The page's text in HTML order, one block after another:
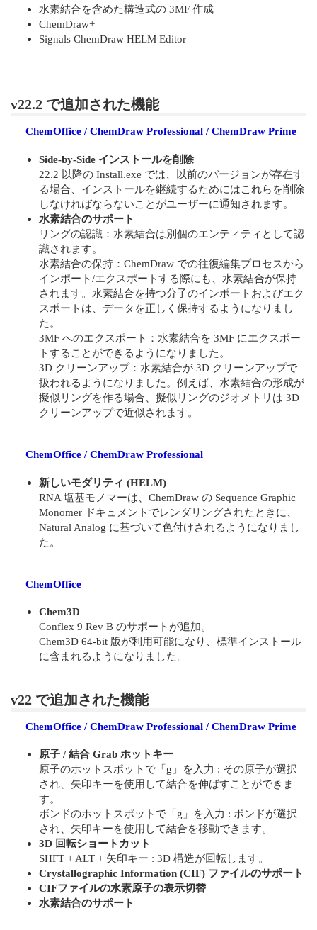
水素結合を含めた構造式の 3MF 作成
ChemDraw+
Signals ChemDraw HELM Editor
v22.2 で追加された機能
ChemOffice / ChemDraw Professional / ChemDraw Prime
Side-by-Side インストールを削除
22.2 以降の Install.exe では、以前のバージョンが存在す
る場合、インストールを継続するためにはこれらを削除
しなければならないことがユーザーに通知されます。
水素結合のサポート
リングの認識：水素結合は別個のエンティティとして認
識されます。
水素結合の保持：ChemDraw での往復編集プロセスから
インポート/エクスポートする際にも、水素結合が保持
されます。水素結合を持つ分子のインポートおよびエク
スポートは、データを正しく保持するようになりまし
た。
3MF へのエクスポート：水素結合を 3MF にエクスポー
トすることができるようになりました。
3D クリーンアップ：水素結合が 3D クリーンアップで
扱われるようになりました。例えば、水素結合の形成が
擬似リングを作る場合、擬似リングのジオメトリは 3D
クリーンアップで近似されます。
ChemOffice / ChemDraw Professional
新しいモダリティ (HELM)
RNA 塩基モノマーは、ChemDraw の Sequence Graphic
Monomer ドキュメントでレンダリングされたときに、
Natural Analog に基づいて色付けされるようになりまし
た。
ChemOffice
Chem3D
Conflex 9 Rev B のサポートが追加。
Chem3D 64-bit 版が利用可能になり、標準インストール
に含まれるようになりました。
v22 で追加された機能
ChemOffice / ChemDraw Professional / ChemDraw Prime
原子 / 結合 Grab ホットキー
原子のホットスポットで「g」を入力 : その原子が選択
され、矢印キーを使用して結合を伸ばすことができま
す。
ボンドのホットスポットで「g」を入力 : ボンドが選択
され、矢印キーを使用して結合を移動できます。
3D 回転ショートカット
SHFT + ALT + 矢印キー : 3D 構造が回転します。
Crystallographic Information (CIF) ファイルのサポート
CIFファイルの水素原子の表示切替
水素結合のサポート